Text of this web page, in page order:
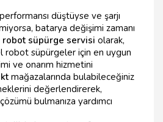
düştüyse ve şarjı
batarya değişimi zamanı
robot süpürge servisi olarak,
robot süpürgeler için en uygun
ve onarım hizmetini
mağazalarında bulabileceğiniz
değerlendirerek,
bulmanıza yardımcı